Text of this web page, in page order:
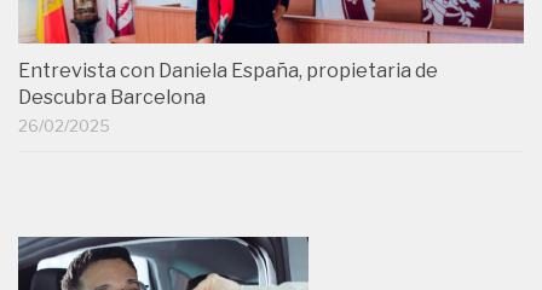
Entrevista con Daniela España, propietaria de
Descubra Barcelona
26/02/2025